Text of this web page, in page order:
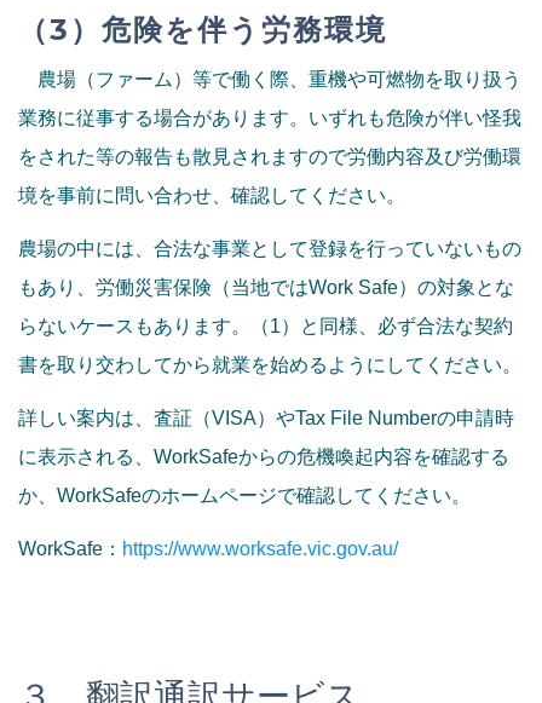
（3）危険を伴う労務環境
農場（ファーム）等で働く際、重機や可燃物を取り扱う
業務に従事する場合があります。いずれも危険が伴い怪我
をされた等の報告も散見されますので労働内容及び労働環
境を事前に問い合わせ、確認してください。
農場の中には、合法な事業として登録を行っていないもの
もあり、労働災害保険（当地ではWork Safe）の対象とな
らないケースもあります。（1）と同様、必ず合法な契約
書を取り交わしてから就業を始めるようにしてください。
詳しい案内は、査証（VISA）やTax File Numberの申請時
に表示される、WorkSafeからの危機喚起内容を確認する
か、WorkSafeのホームページで確認してください。
WorkSafe： https://www.worksafe.vic.gov.au/